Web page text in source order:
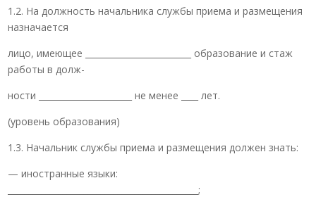
1.2. На должность начальника службы приема и размещения
назначается
лицо, имеющее _________________________ образование и стаж
работы в долж-
ности ______________________ не менее ____ лет.
(уровень образования)
1.3. Начальник службы приема и размещения должен знать:
— иностранные языки:
_____________________________________________;